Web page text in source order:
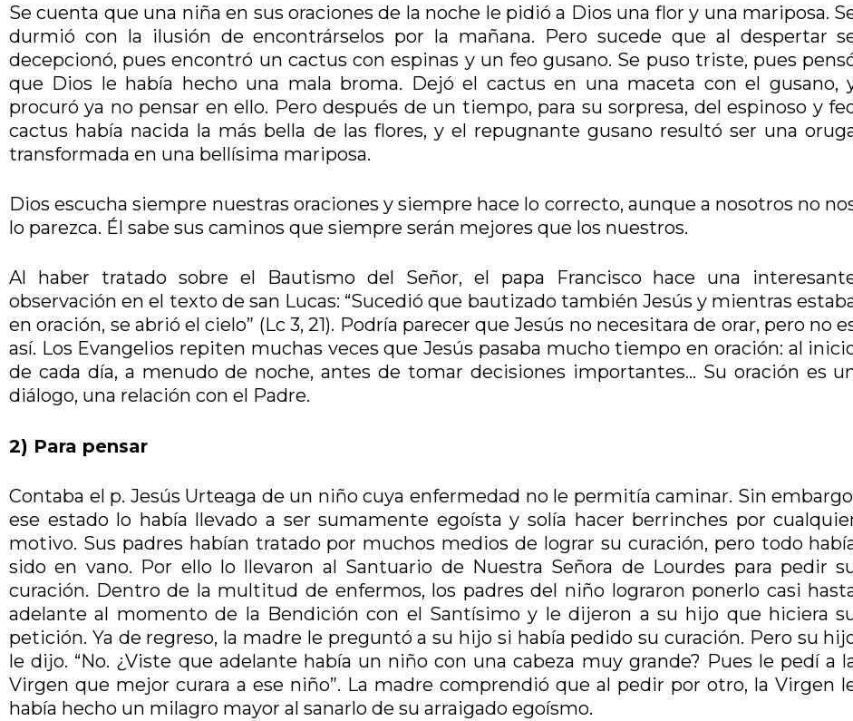
Se cuenta que una niña en sus oraciones de la noche le pidió a Dios una flor y una mariposa.
durmió con la ilusión de encontrárselos por la mañana. Pero sucede que al despertar
decepcionó, pues encontró un cactus con espinas y un feo gusano. Se puso triste, pues
que Dios le había hecho una mala broma. Dejó el cactus en una maceta con el gusano,
procuró ya no pensar en ello. Pero después de un tiempo, para su sorpresa, del espinoso y
cactus había nacida la más bella de las flores, y el repugnante gusano resultó ser una
transformada en una bellísima mariposa.
Dios escucha siempre nuestras oraciones y siempre hace lo correcto, aunque a nosotros no
lo parezca. Él sabe sus caminos que siempre serán mejores que los nuestros.
Al haber tratado sobre el Bautismo del Señor, el papa Francisco hace una
observación en el texto de san Lucas: “Sucedió que bautizado también Jesús y mientras
en oración, se abrió el cielo” (Lc 3, 21). Podría parecer que Jesús no necesitara de orar, pero no
así. Los Evangelios repiten muchas veces que Jesús pasaba mucho tiempo en oración: al
de cada día, a menudo de noche, antes de tomar decisiones importantes… Su oración es
diálogo, una relación con el Padre.
2) Para pensar
Contaba el p. Jesús Urteaga de un niño cuya enfermedad no le permitía caminar. Sin
ese estado lo había llevado a ser sumamente egoísta y solía hacer berrinches por
motivo. Sus padres habían tratado por muchos medios de lograr su curación, pero todo
sido en vano. Por ello lo llevaron al Santuario de Nuestra Señora de Lourdes para pedir
curación. Dentro de la multitud de enfermos, los padres del niño lograron ponerlo casi
adelante al momento de la Bendición con el Santísimo y le dijeron a su hijo que hiciera
petición. Ya de regreso, la madre le preguntó a su hijo si había pedido su curación. Pero su
le dijo. “No. ¿Viste que adelante había un niño con una cabeza muy grande? Pues le pedí a
Virgen que mejor curara a ese niño”. La madre comprendió que al pedir por otro, la Virgen
había hecho un milagro mayor al sanarlo de su arraigado egoísmo.